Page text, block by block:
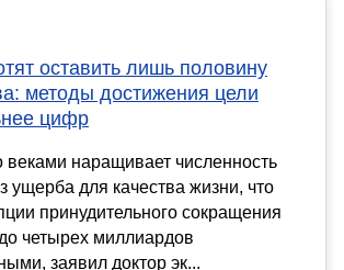
оставить лишь половину
методы достижения цели
цифр
веками наращивает численность
ущерба для качества жизни, что
принудительного сокращения
четырех миллиардов
заявил доктор эк...